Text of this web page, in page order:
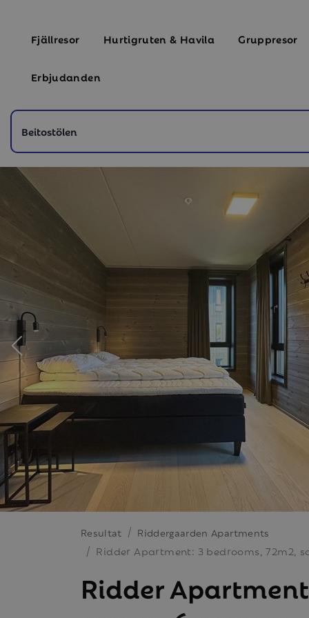
Fjällresor Hurtigruten & Havila Gruppresor
Erbjudanden
Resultat Riddergaarden Apartments
Ridder Apartment: 3 bedrooms, 72m2,
Ridder